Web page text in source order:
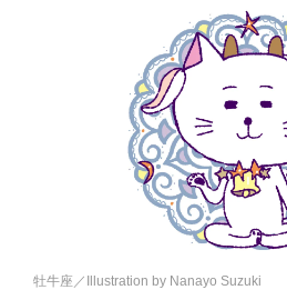
牡牛座／Illustration by Nanayo Suzuki